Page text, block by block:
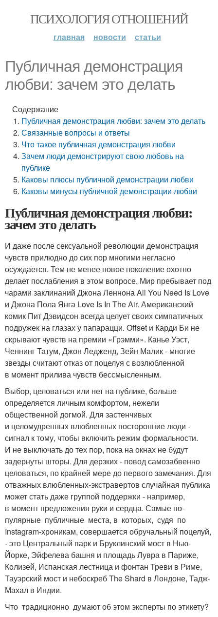
ПСИХОЛОГИЯ ОТНОШЕНИЙ
главная новости статьи
Публичная демонстрация
любви: зачем это делать
Содержание
Публичная демонстрация любви: зачем это делать
Связанные вопросы и ответы
Что такое публичная демонстрация любви
Зачем люди демонстрируют свою любовь на
публике
Каковы плюсы публичной демонстрации любви
Каковы минусы публичной демонстрации любви
Публичная демонстрация любви:
зачем это делать
И даже после сексуальной революции демонстрация
чувств прилюдно до сих пор многими негласно
осуждается. Тем не менее новое поколение охотно
делает послабления в этом вопросе. Мир пребывает под
чарами заклинаний Джона Леннона All You Need Is Love
и Джона Пола Янга Love Is In The Air. Американский
комик Пит Дэвидсон всегда целует своих симпатичных
подружек на глазах у папарацци. Offset и Карди Би не
скрывают чувств на премии «Грэмми». Канье Уэст,
Ченнинг Татум, Джон Ледженд, Зейн Малик - многие
звезды считают отказ от поцелуя с возлюбленной
в момент прилива чувств бессмысленным.
Выбор, целоваться или нет на пуб­лике, больше
определяется личным комфортом, нежели
общественной догмой. Для застенчивых
и целомудренных влюбленных посторонние люди -
сигнал к тому, чтобы включить режим формальности.
И не выключать до тех пор, пока на окнах не будут
задернуты шторы. Для дерзких - повод самозабвенно
целоваться, по крайней мере до первого замечания. Для
отважных влюбленных-экстравертов случайная публика
может стать даже группой поддержки - например,
в момент предложения руки и сердца. Самые по­
пулярные публичные места, в которых, судя по
Instagram-хроникам, совершается обручальный поцелуй,
- это Центральный парк и Бруклинский мост в Нью-
Йорке, Эйфелева башня и площадь Лувра в Париже,
Колизей, Испанская лестница и фонтан Треви в Риме,
Тауэрский мост и небоскреб The Shard в Лондоне, Тадж-
Махал в Индии.
Что традиционно думают об этом эксперты по этикету?